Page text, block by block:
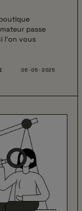
passe
l’on vous
06·05·2025